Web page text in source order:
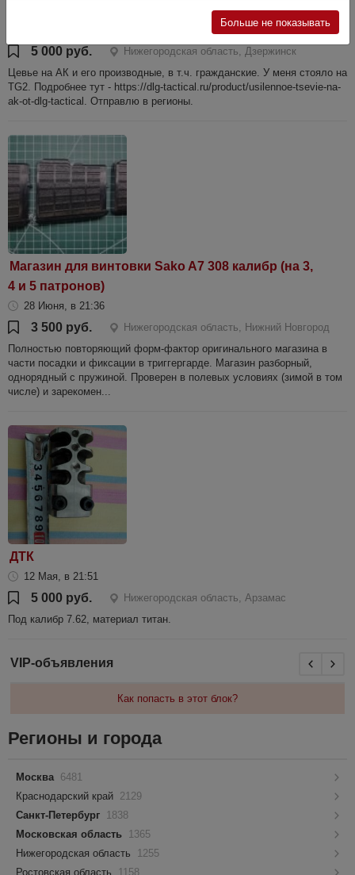
5 000 руб.
Нижегородская область, Дзержинск
Цевье на АК и его производные, в т.ч. гражданские. У меня стояло на
TG2. Подробнее тут - https://dlg-tactical.ru/product/usilennoe-tsevie-na-
ak-ot-dlg-tactical. Отправлю в регионы.
Магазин для винтовки Sako A7 308 калибр (на 3,
4 и 5 патронов)
28 Июня, в 21:36
3 500 руб.
Нижегородская область, Нижний Новгород
Полностью повторяющий форм-фактор оригинального магазина в
части посадки и фиксации в триггергарде. Магазин разборный,
однорядный с пружиной. Проверен в полевых условиях (зимой в том
числе) и зарекомен...
ДТК
12 Мая, в 21:51
5 000 руб.
Нижегородская область, Арзамас
Под калибр 7.62, материал титан.
Больше не показывать
VIP-объявления
Как попасть в этот блок?
Регионы и города
Москва 6481
Краснодарский край 2129
Санкт-Петербург
1838
Московская область
1365
Нижегородская область
1255
Ростовская область
1158